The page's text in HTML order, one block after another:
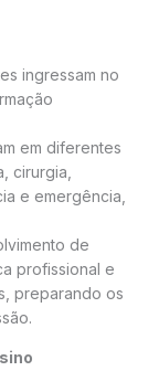
ingressam no
em diferentes
cirurgia,
e emergência,
de
profissional e
preparando os